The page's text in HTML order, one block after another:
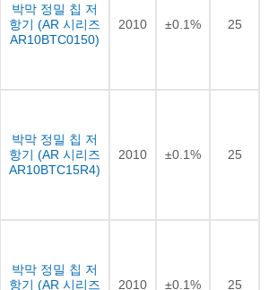
박막 정밀 칩 저
항기 (AR 시리즈
AR10BTC0150)
2010 ±0.1% 25
박막 정밀 칩 저
항기 (AR 시리즈
AR10BTC15R4)
2010 ±0.1% 25
박막 정밀 칩 저
항기 (AR 시리즈
2010 ±0.1% 25